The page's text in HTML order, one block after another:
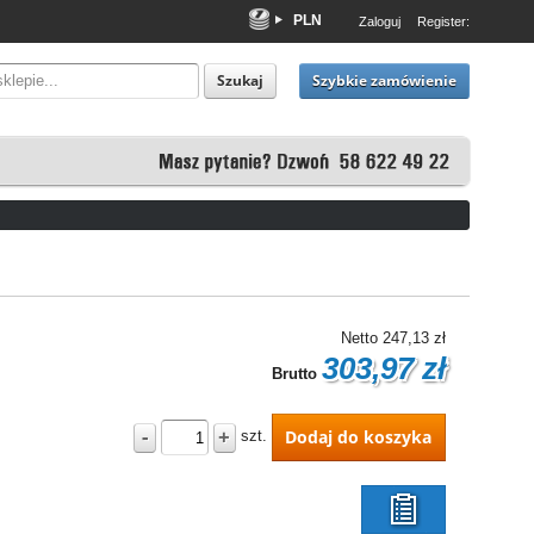
PLN
EUR
USD
Zaloguj Register:
Szukaj Szybkie zamówienie
Netto 247,13 zł
Brutto 303,97 zł
- + szt. Dodaj do koszyka